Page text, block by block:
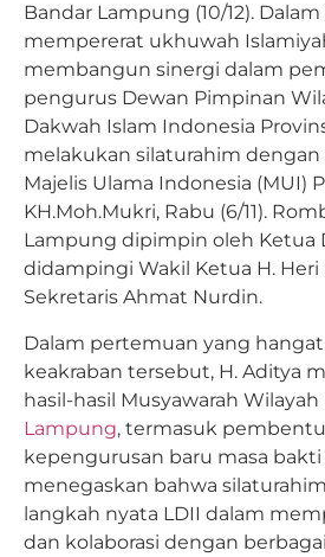
Bandar Lampung (10/12).
mempererat ukhuwah
membangun sinergi dalam
pengurus Dewan Pimpinan
Dakwah Islam Indonesia
melakukan silaturahim
Majelis Ulama Indonesia (MUI)
KH.Moh.Mukri, Rabu (6/11).
Lampung dipimpin oleh Ketua
didampingi Wakil Ketua H. Heri
Sekretaris Ahmat Nurdin.
Dalam pertemuan yang
keakraban tersebut, H. Aditya
hasil-hasil Musyawarah Wilayah
Lampung, termasuk
kepengurusan baru masa bakti
menegaskan bahwa
langkah nyata LDII dalam
dan kolaborasi dengan